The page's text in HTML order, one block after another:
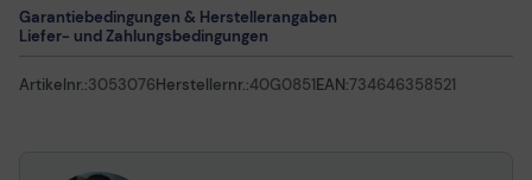
Garantiebedingungen & Herstellerangaben
Liefer- und Zahlungsbedingungen
Artikelnr.:3053076Herstellernr.:40G0851EAN:734646358521